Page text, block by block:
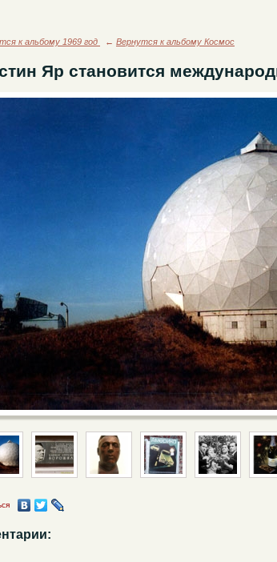
к альбому 1969 год ← Вернутся к альбому Космос
Яр становится